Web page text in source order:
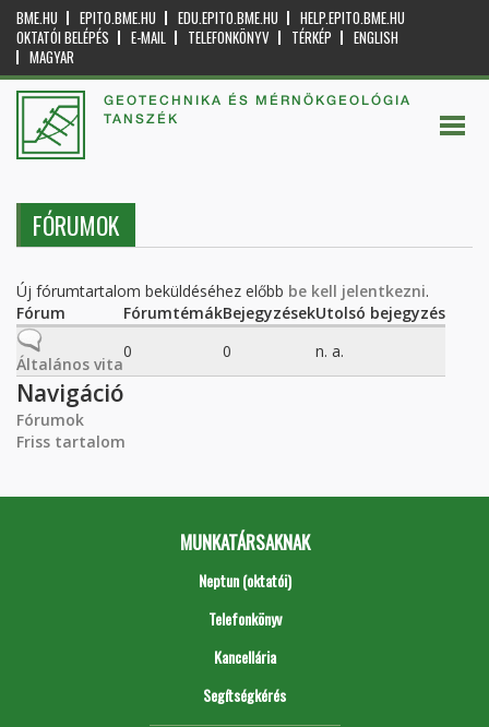
BME.HU EPITO.BME.HU EDU.EPITO.BME.HU
HELP.EPITO.BME.HU
OKTATÓI BELÉPÉS
E-MAIL TELEFONKÖNYV TÉRKÉP
ENGLISH
MAGYAR
GEOTECHNIKA ÉS MÉRNÖKGEOLÓGIA
TANSZÉK
FÓRUMOK
Új fórumtartalom beküldéséhez előbb be kell jelentkezni.
Fórum
FórumtémákBejegyzésekUtolsó bejegyzés
Nincs új bejegyzés
Általános vita
0 0 n. a.
Navigáció
Fórumok
Friss tartalom
MUNKATÁRSAKNAK
Neptun (oktatói)
Telefonkönyv
Kancellária
Segítségkérés